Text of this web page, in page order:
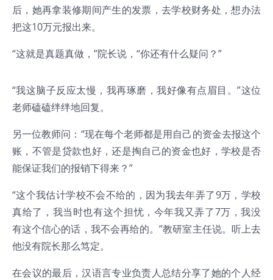
后，她再拿装修期间产生的发票，去学校财务处，想办法
把这10万元报出来。
“这就是真题真做，”院长说，“你还有什么疑问？”
“我这脑子反应太慢，我再琢磨，我好像有点眉目。”这位
老师磕磕绊绊地回复。
另一位教师问：“现在每个老师都是用自己的资金去报这个
账，不管是贷款也好，还是掏自己的资金也好，学校是否
能保证我们的报销下得来？”
“这个我估计学校不会不给的，因为我去年弄了9万，学校
真给了，我当时也有这个担忧，今年我又弄了7万，我没
有这个信心的话，我不会再给的。”教研室主任说。听上去
他没有院长那么笃定。
在会议的最后，汉语言专业负责人总结分享了她的个人经